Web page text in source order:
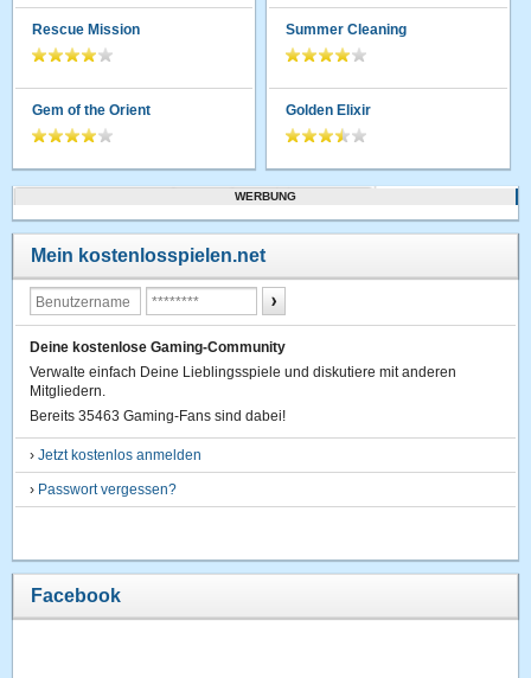
Rescue Mission
Gem of the Orient
Summer Cleaning
Golden Elixir
WERBUNG
Mein kostenlosspielen.net
Deine kostenlose Gaming-Community
Verwalte einfach Deine Lieblingsspiele und diskutiere mit anderen
Mitgliedern.
Bereits 35463 Gaming-Fans sind dabei!
›Jetzt kostenlos anmelden
› Passwort vergessen?
Facebook